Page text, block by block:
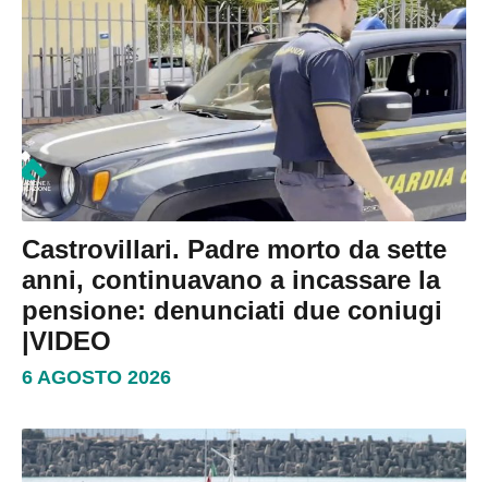
Castrovillari. Padre morto da sette
anni, continuavano a incassare la
pensione: denunciati due coniugi
|VIDEO
6 AGOSTO 2026